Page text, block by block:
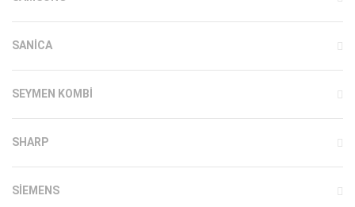
SANICA
SEYMEN KOMBI
SHARP
SIEMENS